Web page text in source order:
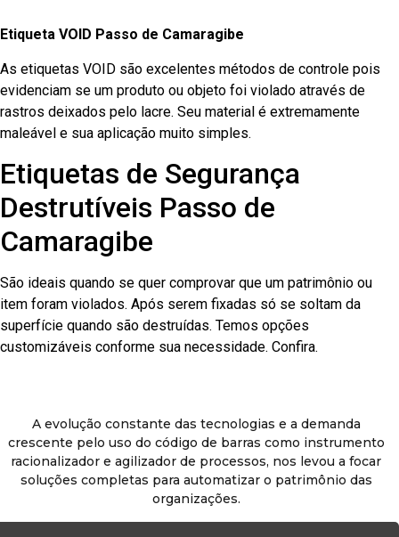
Etiqueta VOID Passo de Camaragibe
As etiquetas VOID são excelentes métodos de controle pois
evidenciam se um produto ou objeto foi violado através de
rastros deixados pelo lacre. Seu material é extremamente
maleável e sua aplicação muito simples.
Etiquetas de Segurança
Destrutíveis Passo de
Camaragibe
São ideais quando se quer comprovar que um patrimônio ou
item foram violados. Após serem fixadas só se soltam da
superfície quando são destruídas. Temos opções
customizáveis conforme sua necessidade. Confira.
A evolução constante das tecnologias e a demanda
crescente pelo uso do código de barras como instrumento
racionalizador e agilizador de processos, nos levou a focar
soluções completas para automatizar o patrimônio das
organizações.